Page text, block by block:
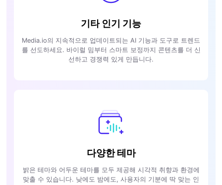
기타 인기 기능
Media.io의 지속적으로 업데이트되는 AI 기능과 도구로 트렌드
를 선도하세요. 바이럴 밈부터 스마트 보정까지 콘텐츠를 더 신
선하고 경쟁력 있게 만듭니다.
다양한 테마
밝은 테마와 어두운 테마를 모두 제공해 시각적 취향과 환경에
맞출 수 있습니다. 낮에도 밤에도, 사용자의 기분에 딱 맞는 인